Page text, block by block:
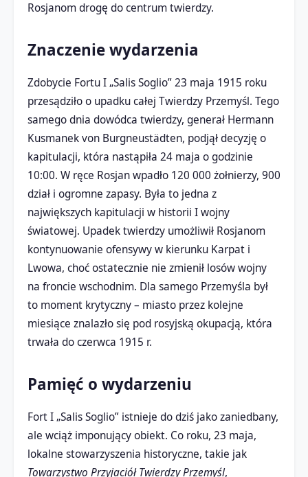
Rosjanom drogę do centrum twierdzy.
Znaczenie wydarzenia
Zdobycie Fortu I „Salis Soglio” 23 maja 1915 roku
przesądziło o upadku całej Twierdzy Przemyśl. Tego
samego dnia dowódca twierdzy, generał Hermann
Kusmanek von Burgneustädten, podjął decyzję o
kapitulacji, która nastąpiła 24 maja o godzinie
10:00. W ręce Rosjan wpadło 120 000 żołnierzy, 900
dział i ogromne zapasy. Była to jedna z
największych kapitulacji w historii I wojny
światowej. Upadek twierdzy umożliwił Rosjanom
kontynuowanie ofensywy w kierunku Karpat i
Lwowa, choć ostatecznie nie zmienił losów wojny
na froncie wschodnim. Dla samego Przemyśla był
to moment krytyczny – miasto przez kolejne
miesiące znalazło się pod rosyjską okupacją, która
trwała do czerwca 1915 r.
Pamięć o wydarzeniu
Fort I „Salis Soglio” istnieje do dziś jako zaniedbany,
ale wciąż imponujący obiekt. Co roku, 23 maja,
lokalne stowarzyszenia historyczne, takie jak
Towarzystwo Przyjaciół Twierdzy Przemyśl,